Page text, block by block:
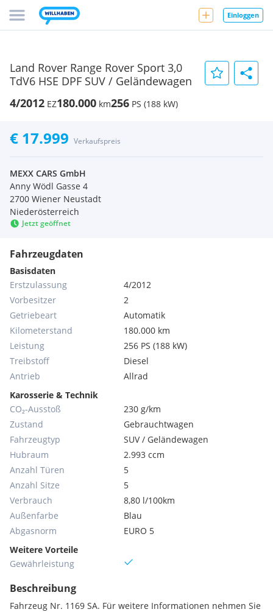
Einloggen
Land Rover Range Rover Sport 3,0
TdV6 HSE DPF SUV / Geländewagen
4/2012 EZ180.000 km256 PS (188 kW)
€ 17.999 Verkaufspreis
MEXX CARS GmbH
Anny Wödl Gasse 4
2700 Wiener Neustadt
Niederösterreich
Jetzt geöffnet
Fahrzeugdaten
Basisdaten
Erstzulassung
4/2012
Vorbesitzer
2
Getriebeart
Automatik
Kilometerstand
180.000 km
Leistung
256 PS (188 kW)
Treibstoff
Diesel
Antrieb
Allrad
Karosserie & Technik
CO₂-Ausstoß
230 g/km
Zustand
Gebrauchtwagen
Fahrzeugtyp
SUV / Geländewagen
Hubraum
2.993 ccm
Anzahl Türen
5
Anzahl Sitze
5
Verbrauch
8,80 l/100km
Außenfarbe
Blau
Abgasnorm
EURO 5
Weitere Vorteile
Gewährleistung
Beschreibung
Fahrzeug Nr. 1169 SA. Für weitere Informationen nehmen Sie